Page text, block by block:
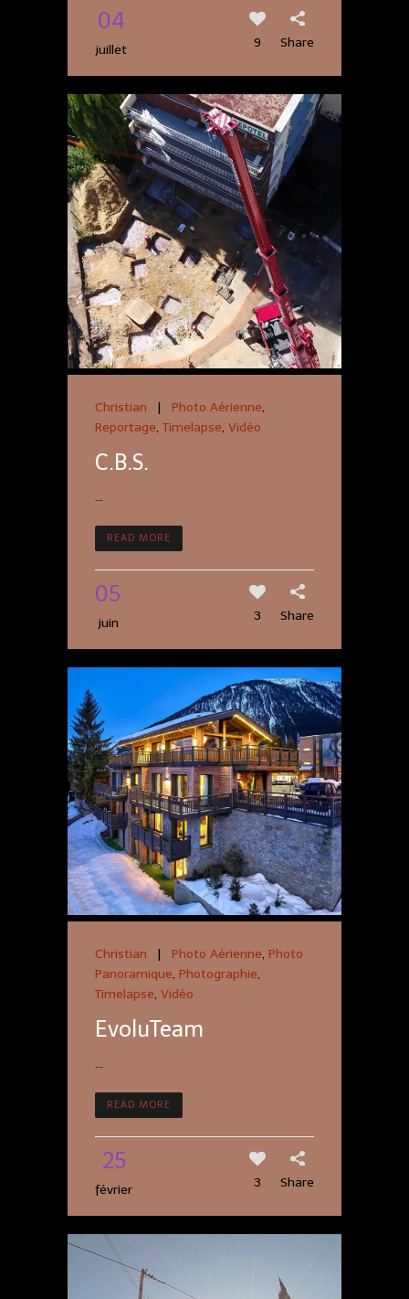
04
juillet 9 Share
Christian | Photo Aérienne,
Reportage, Timelapse, Vidéo
C.B.S.
...
READ MORE
05
juin 3 Share
Christian | Photo Aérienne, Photo
Panoramique, Photographie,
Timelapse, Vidéo
EvoluTeam
...
READ MORE
25
février 3 Share